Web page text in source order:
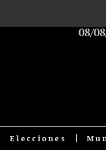
08/
Elecciones